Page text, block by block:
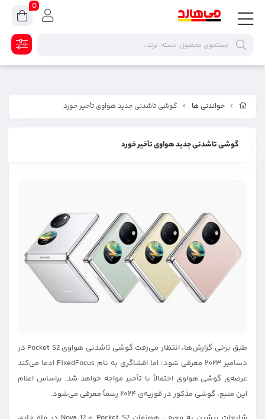
خواندنی ها گوشی تاشدنی جدید هواوی تأخیر خورد
گوشی تاشدنی جدید هواوی تأخیر خورد
طبق برخی گزارش‌ها، انتظار می‌رفت گوشی تاشدنی هواوی Pocket S2 در
دسامبر ۲۰۲۳ معرفی شود؛ اما افشاگری به‌ نام FixedFocus ادعا می‌کند
عرضه‌ی گوشی هواوی احتمالاً با تأخیر مواجه خواهد شد. براساس اعلام
این منبع، گوشی مذکور در فوریه‌ی ۲۰۲۴ رسماً معرفی می‌شود.
0